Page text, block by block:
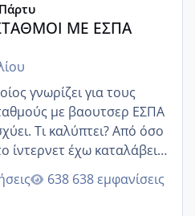
ΜΕ ΕΣΠΑ
γνωρίζει για τους
με βαουτσερ ΕΣΠΑ
Τι καλύπτει? Από όσο
ίντερνετ έχω καταλάβει
καλύπτει όλα τα
τα τροφεια του ιδιωτικού
638 εμφανίσεις